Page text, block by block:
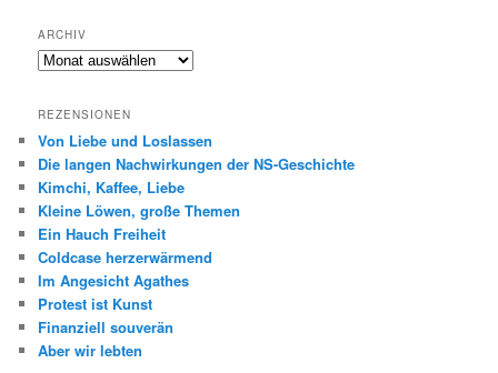
ARCHIV
Archiv
REZENSIONEN
Von Liebe und Loslassen
Die langen Nachwirkungen der NS-Geschichte
Kimchi, Kaffee, Liebe
Kleine Löwen, große Themen
Ein Hauch Freiheit
Coldcase herzerwärmend
Im Angesicht Agathes
Protest ist Kunst
Finanziell souverän
Aber wir lebten